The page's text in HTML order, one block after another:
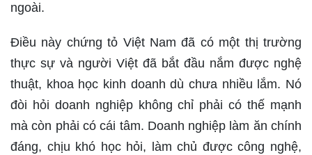
ngoài.
Điều này chứng tỏ Việt Nam đã có một thị trường
thực sự và người Việt đã bắt đầu nắm được nghệ
thuật, khoa học kinh doanh dù chưa nhiều lắm. Nó
đòi hỏi doanh nghiệp không chỉ phải có thế mạnh
mà còn phải có cái tâm. Doanh nghiệp làm ăn chính
đáng, chịu khó học hỏi, làm chủ được công nghệ,